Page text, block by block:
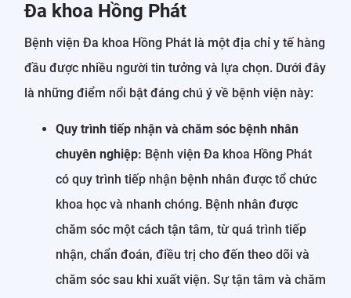
Đa khoa Hồng Phát
Bệnh viện Đa khoa Hồng Phát là một địa chỉ y tế hàng
đầu được nhiều người tin tưởng và lựa chọn. Dưới đây
là những điểm nổi bật đáng chú ý về bệnh viện này:
Quy trình tiếp nhận và chăm sóc bệnh nhân
chuyên nghiệp: Bệnh viện Đa khoa Hồng Phát
có quy trình tiếp nhận bệnh nhân được tổ chức
khoa học và nhanh chóng. Bệnh nhân được
chăm sóc một cách tận tâm, từ quá trình tiếp
nhận, chẩn đoán, điều trị cho đến theo dõi và
chăm sóc sau khi xuất viện. Sự tận tâm và chăm